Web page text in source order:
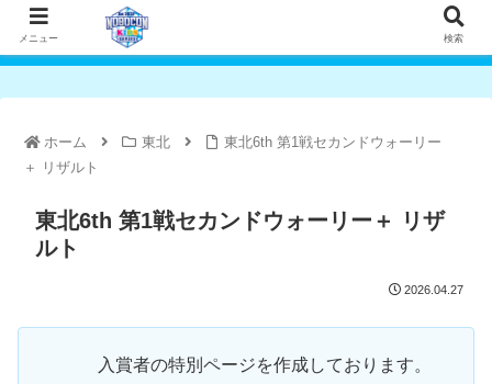
ホーム 東北
東北6th 第1戦セカンドウォーリー
＋ リザルト
東北6th 第1戦セカンドウォーリー＋ リザ
ルト
2026.04.27
入賞者の特別ページを作成しております。
メニュー 検索